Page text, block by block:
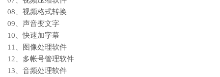
08、视频格式转换
09、声音变文字
10、快速加字幕
11、图像处理软件
12、多帐号管理软件
13、音频处理软件